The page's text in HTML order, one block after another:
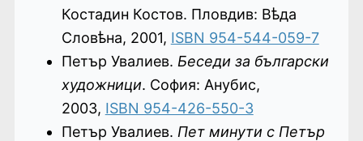
Костадин Костов. Пловдив: Вѣда
Словѣна, 2001, ISBN 954-544-059-7
Петър Увалиев. Беседи за български
художници. София: Анубис,
2003, ISBN 954-426-550-3
Петър Увалиев. Пет минути с Петър